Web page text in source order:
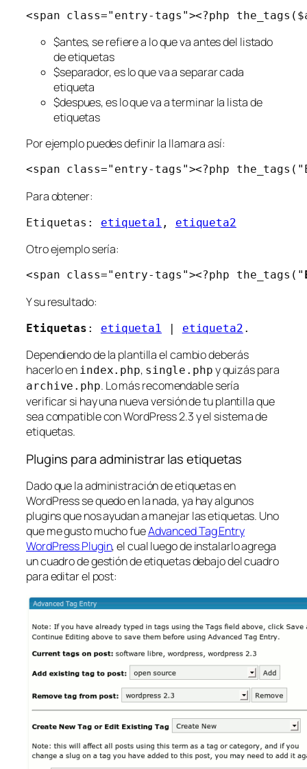
<span class="entry-tags"><?php
$antes, se refiere a lo que va antes del listado
de etiquetas
$separador, es lo que va a separar cada
etiqueta
$despues, es lo que va a terminar la lista de
etiquetas
Por ejemplo puedes definir la llamara así:
<span class="entry-tags"><?php
Para obtener:
Etiquetas: etiqueta1 , etiqueta2
Otro ejemplo sería:
<span class="entry-tags"><?php the_tags("
Y su resultado:
Etiquetas : etiqueta1 | etiqueta2 .
Dependiendo de la plantilla el cambio deberás
hacerlo en index.php, single.php y quizás para
archive.php. Lo más recomendable sería
verificar si hay una nueva versión de tu plantilla que
sea compatible con WordPress 2.3 y el sistema de
etiquetas.
Plugins para administrar las etiquetas
Dado que la administración de etiquetas en
WordPress se quedo en la nada, ya hay algunos
plugins que nos ayudan a manejar las etiquetas. Uno
que me gusto mucho fueAdvanced Tag Entry
WordPress Plugin, el cual luego de instalarlo agrega
un cuadro de gestión de etiquetas debajo del cuadro
para editar el post: